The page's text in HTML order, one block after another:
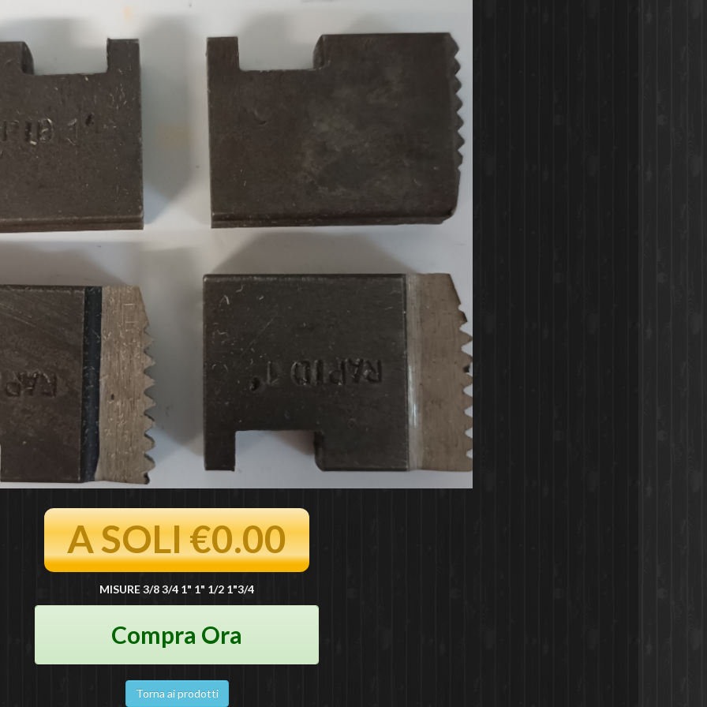
A SOLI €0.00
MISURE 3/8 3/4 1" 1" 1/2 1"3/4
Compra Ora
Torna ai prodotti